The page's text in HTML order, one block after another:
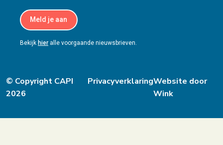
Meld je aan
Bekijk hier alle voorgaande nieuwsbrieven.
© Copyright CAPI
2026
PrivacyverklaringWebsite door
Wink